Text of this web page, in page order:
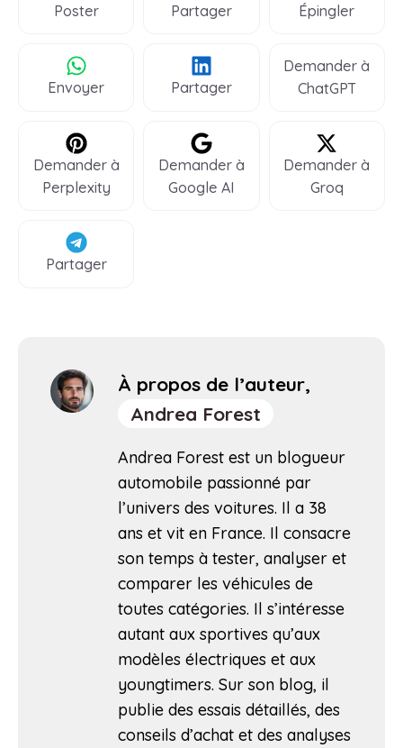
Poster Partager Épingler
Envoyer Partager
Demander à
ChatGPT
Demander à
Perplexity
Demander à
Google AI
Demander à
Groq
Partager
À propos de l’auteur,
Andrea Forest
Andrea Forest est un blogueur
automobile passionné par
l’univers des voitures. Il a 38
ans et vit en France. Il consacre
son temps à tester, analyser et
comparer les véhicules de
toutes catégories. Il s’intéresse
autant aux sportives qu’aux
modèles électriques et aux
youngtimers. Sur son blog, il
publie des essais détaillés, des
conseils d’achat et des analyses